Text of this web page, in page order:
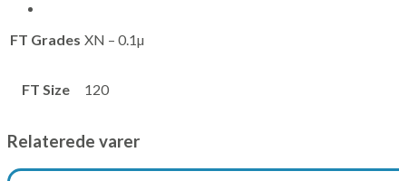
FT Grades XN – 0.1µ
FT Size 120
Relaterede varer